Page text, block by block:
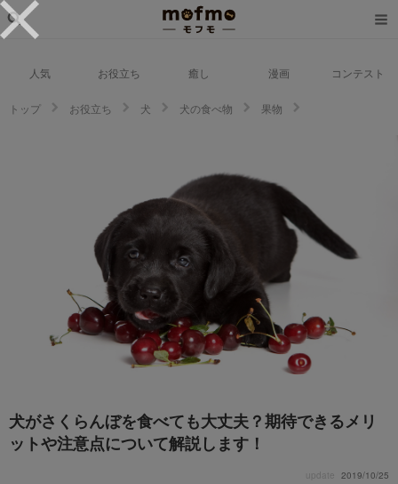
人気 お役立ち 癒し 漫画 コンテスト
トップ お役立ち 犬 犬の食べ物
果物
犬がさくらんぼを食べても大丈夫？期待できるメリ
ットや注意点について解説します！
update 2019/10/25